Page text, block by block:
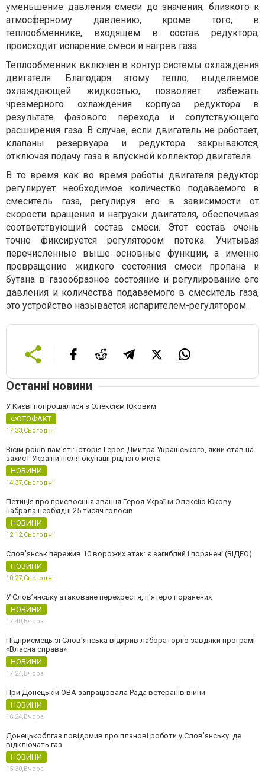
уменьшение давления смеси до значения, близкого к
атмосферному давлению, кроме того, в
теплообменнике, входящем в состав редуктора,
происходит испарение смеси и нагрев газа.
Теплообменник включен в контур системы охлаждения
двигателя. Благодаря этому тепло, выделяемое
охлаждающей жидкостью, позволяет избежать
чрезмерного охлаждения корпуса редуктора в
результате фазового перехода и сопутствующего
расширения газа. В случае, если двигатель не работает,
клапаны резервуара и редуктора закрываются,
отключая подачу газа в впускной коллектор двигателя.
В то время как во время работы двигателя редуктор
регулирует необходимое количество подаваемого в
смеситель газа, регулируя его в зависимости от
скорости вращения и нагрузки двигателя, обеспечивая
соответствующий состав смеси. Этот состав очень
точно фиксируется регулятором потока. Учитывая
перечисленные выше основные функции, а именно
превращение жидкого состояния смеси пропана и
бутана в газообразное состояние и регулирование его
давления и количества подаваемого в смеситель газа,
это устройство называется испарителем-регулятором.
Останні новини
У Києві попрощалися з Олексієм Юковим
ФОТОФАКТ
17:33,Сьогодні
Вісім років пам'яті: історія Героя Дмитра Українського, який став на
захист України після окупації рідного міста
НОВИНИ
14:37,Сьогодні
Петиція про присвоєння звання Героя України Олексію Юкову
набрала необхідні 25 тисяч голосів
НОВИНИ
12:12,Сьогодні
Слов'янськ пережив 10 ворожих атак: є загиблий і поранені (ВІДЕО)
НОВИНИ
10:27,Сьогодні
У Слов’янську атаковане перехрестя, п'ятеро поранених
НОВИНИ
17:40,Вчора
Підприємець зі Слов'янська відкрив лабораторію завдяки програмі
«Власна справа»
НОВИНИ
17:24,Вчора
При Донецькій ОВА запрацювала Рада ветеранів війни
НОВИНИ
16:24,Вчора
Донецькоблгаз повідомив про планові роботи у Слов’янську: де
відключать газ
НОВИНИ
15:30,Вчора